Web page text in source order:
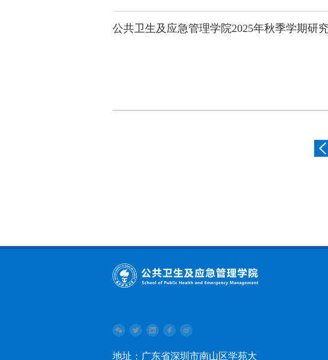
公共卫生及应急管理学院2025年秋季学期研
地址：广东省深圳市南山区学苑大